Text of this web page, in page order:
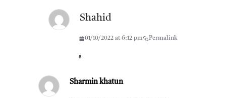
Shahid
01/10/2022 at 6:12 pm Permalink
⁸
Sharmin khatun